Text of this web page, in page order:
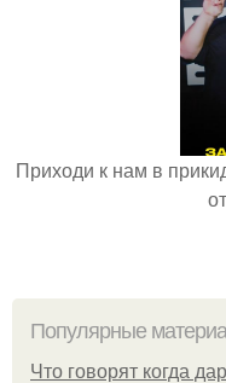
Приходи к нам в
Популярные
Что говорят когда